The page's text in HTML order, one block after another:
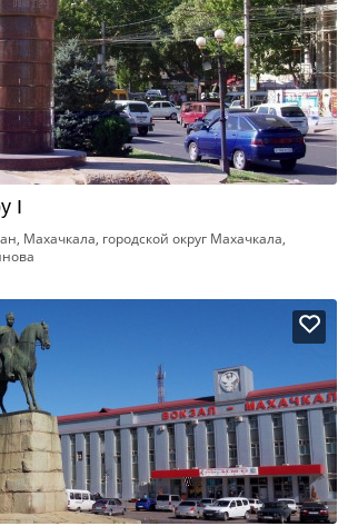
I
Махачкала, городской округ Махачкала,